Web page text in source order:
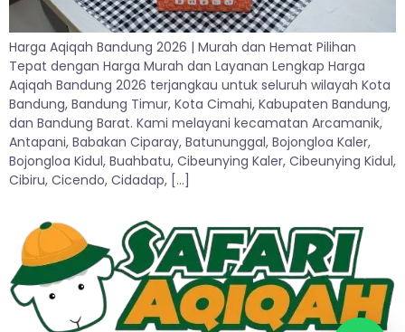
Harga Aqiqah Bandung 2026 | Murah dan Hemat Pilihan
Tepat dengan Harga Murah dan Layanan Lengkap Harga
Aqiqah Bandung 2026 terjangkau untuk seluruh wilayah Kota
Bandung, Bandung Timur, Kota Cimahi, Kabupaten Bandung,
dan Bandung Barat. Kami melayani kecamatan Arcamanik,
Antapani, Babakan Ciparay, Batununggal, Bojongloa Kaler,
Bojongloa Kidul, Buahbatu, Cibeunying Kaler, Cibeunying Kidul,
Cibiru, Cicendo, Cidadap, […]